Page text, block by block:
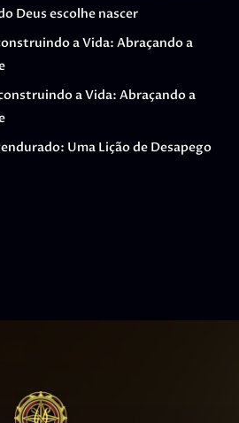
Deus escolhe nascer
a Vida: Abraçando a
a Vida: Abraçando a
Uma Lição de Desapego